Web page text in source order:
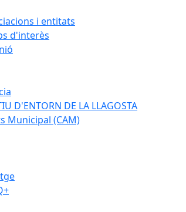
i entitats
d'interès
D'ENTORN DE LA LLAGOSTA
Municipal (CAM)